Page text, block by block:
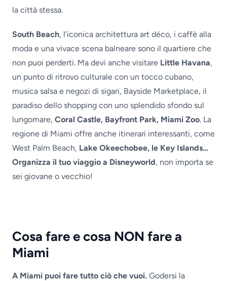
la città stessa.
South Beach, l’iconica architettura art déco, i caffè alla
moda e una vivace scena balneare sono il quartiere che
non puoi perderti. Ma devi anche visitare Little Havana,
un punto di ritrovo culturale con un tocco cubano,
musica salsa e negozi di sigari, Bayside Marketplace, il
paradiso dello shopping con uno splendido sfondo sul
lungomare, Coral Castle, Bayfront Park, Miami Zoo. La
regione di Miami offre anche itinerari interessanti, come
West Palm Beach, Lake Okeechobee, le Key Islands…
Organizza il tuo viaggio a Disneyworld, non importa se
sei giovane o vecchio!
Cosa fare e cosa NON fare a
Miami
A Miami puoi fare tutto ciò che vuoi. Godersi la